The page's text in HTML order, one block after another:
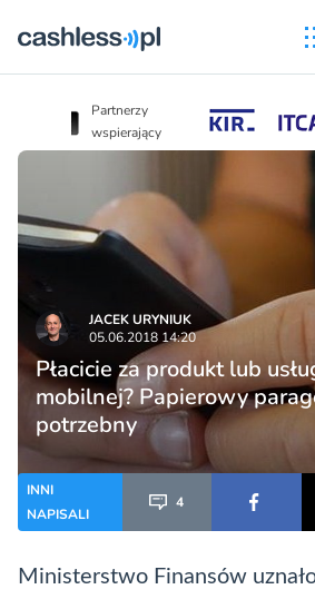
Partnerzy
wspierający
JACEK URYNIUK
05.06.2018 14:20
Płacicie za produkt lub
mobilnej? Papierowy
potrzebny
INNI
NAPISALI
4
Ministerstwo Finansów